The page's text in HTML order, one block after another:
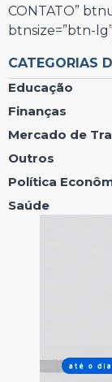
CONTATO”
btnsize=”btn-
CATEGORIAS
Educação
Finanças
Mercado de
Outros
Política
Saúde